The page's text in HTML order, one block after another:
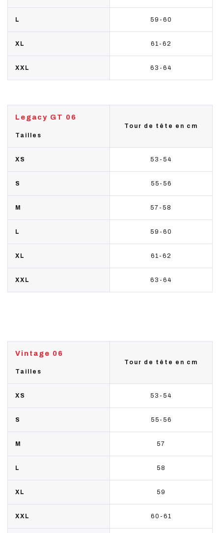
L 59-60
XL 61-62
XXL 63-64
Legacy GT 06
Tailles
Tour de tête en cm
XS 53-54
S 55-56
M 57-58
L 59-60
XL 61-62
XXL 63-64
Vintage 06
Tailles
Tour de tête en cm
XS 53-54
S 55-56
M 57
L 58
XL 59
XXL 60-61